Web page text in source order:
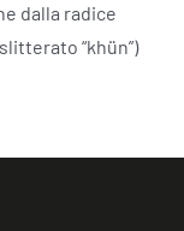
dalla radice
“khün”)